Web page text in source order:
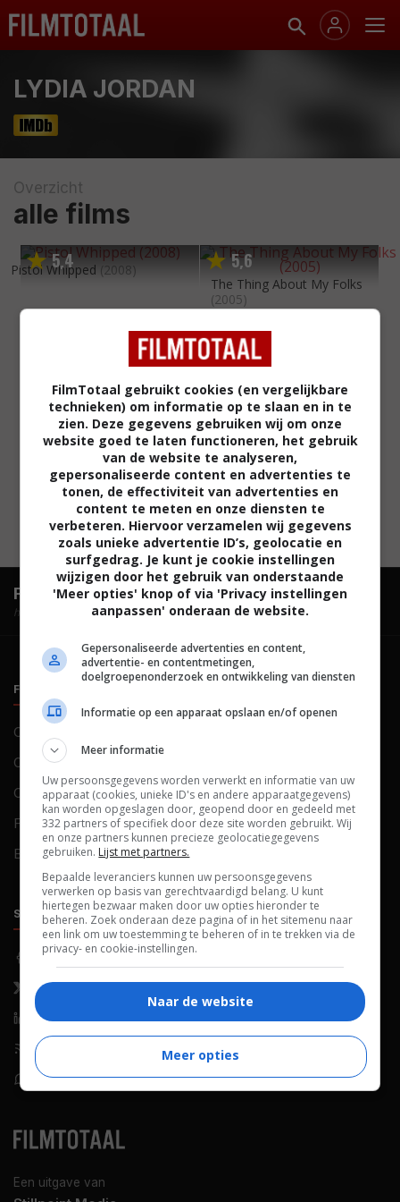
LYDIA JORDAN
Overzicht
alle films
5,4
Pistol Whipped (2008) 5,6
The Thing About My Folks
(2005)
FilmTotaal.Hét online filmoverzicht.
hosted by
Een uitgave van
FILMTOTAAL
Contact
Over ons
Colofon
FAQ
Blog
Cookies
Cookievoorkeuren
SOCIALS
Facebook
X (Twitter)
LinkedIn
RSS-feed
WhatsApp
ONTDEKKEN
Nieuws
Netflix
Films op tv
Bioscoop
FilmTotaal gebruikt cookies (en vergelijkbare
technieken) om informatie op te slaan en in te
zien. Deze gegevens gebruiken wij om onze
website goed te laten functioneren, het gebruik
van de website te analyseren,
gepersonaliseerde content en advertenties te
tonen, de effectiviteit van advertenties en
content te meten en onze diensten te
verbeteren. Hiervoor verzamelen wij gegevens
zoals unieke advertentie ID’s, geolocatie en
surfgedrag. Je kunt je cookie instellingen
wijzigen door het gebruik van onderstaande
'Meer opties' knop of via 'Privacy instellingen
aanpassen' onderaan de website.
Gepersonaliseerde advertenties en content,
advertentie- en contentmetingen,
doelgroepenonderzoek en ontwikkeling van diensten
Informatie op een apparaat opslaan en/of openen
Meer informatie
Uw persoonsgegevens worden verwerkt en informatie van uw
apparaat (cookies, unieke ID's en andere apparaatgegevens)
kan worden opgeslagen door, geopend door en gedeeld met
332 partners of specifiek door deze site worden gebruikt. Wij
en onze partners kunnen precieze geolocatiegegevens
gebruiken. Lijst met partners.
Bepaalde leveranciers kunnen uw persoonsgegevens
verwerken op basis van gerechtvaardigd belang. U kunt
hiertegen bezwaar maken door uw opties hieronder te
beheren. Zoek onderaan deze pagina of in het sitemenu naar
een link om uw toestemming te beheren of in te trekken via de
privacy- en cookie-instellingen.
Naar de website
Meer opties